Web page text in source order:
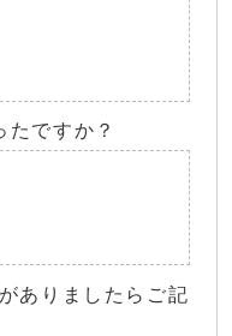
たですか？
ありましたらご記